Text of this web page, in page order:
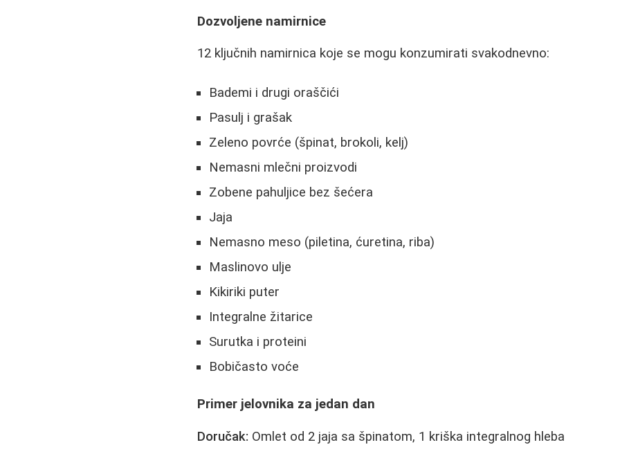
Dozvoljene namirnice
12 ključnih namirnica koje se mogu konzumirati svakodnevno:
Bademi i drugi oraščići
Pasulj i grašak
Zeleno povrće (špinat, brokoli, kelj)
Nemasni mlečni proizvodi
Zobene pahuljice bez šećera
Jaja
Nemasno meso (piletina, ćuretina, riba)
Maslinovo ulje
Kikiriki puter
Integralne žitarice
Surutka i proteini
Bobičasto voće
Primer jelovnika za jedan dan
Doručak: Omlet od 2 jaja sa špinatom, 1 kriška integralnog hleba